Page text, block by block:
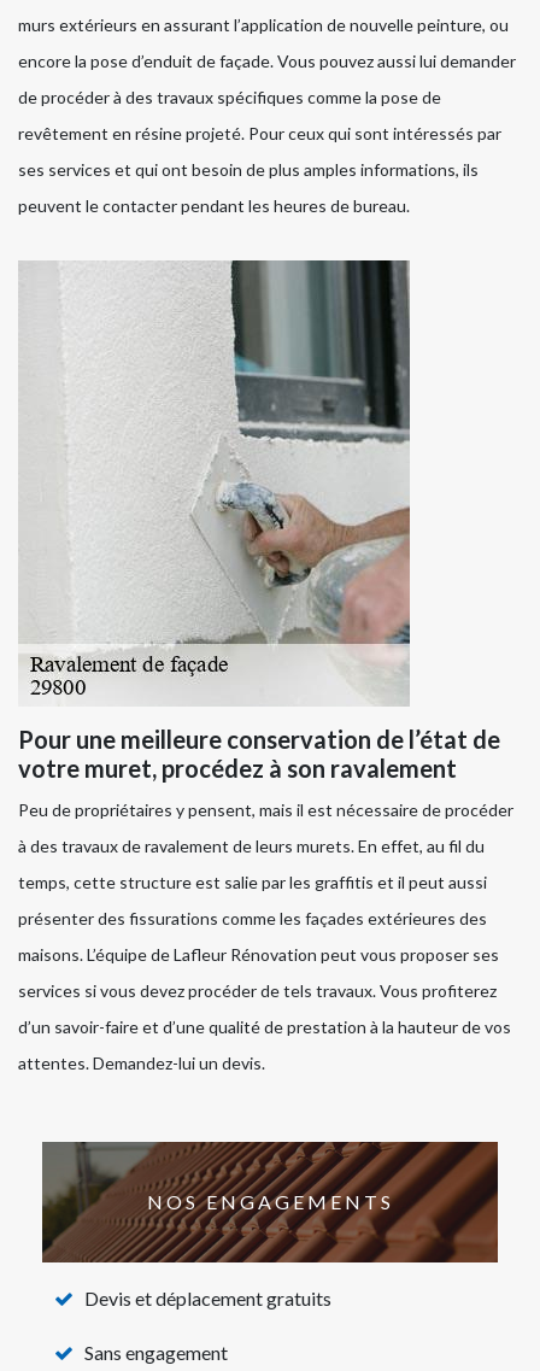
murs extérieurs en assurant l’application de nouvelle peinture, ou
encore la pose d’enduit de façade. Vous pouvez aussi lui demander
de procéder à des travaux spécifiques comme la pose de
revêtement en résine projeté. Pour ceux qui sont intéressés par
ses services et qui ont besoin de plus amples informations, ils
peuvent le contacter pendant les heures de bureau.
Pour une meilleure conservation de l’état de
votre muret, procédez à son ravalement
Peu de propriétaires y pensent, mais il est nécessaire de procéder
à des travaux de ravalement de leurs murets. En effet, au fil du
temps, cette structure est salie par les graffitis et il peut aussi
présenter des fissurations comme les façades extérieures des
maisons. L’équipe de Lafleur Rénovation peut vous proposer ses
services si vous devez procéder de tels travaux. Vous profiterez
d’un savoir-faire et d’une qualité de prestation à la hauteur de vos
attentes. Demandez-lui un devis.
NOS ENGAGEMENTS
Devis et déplacement gratuits
Sans engagement